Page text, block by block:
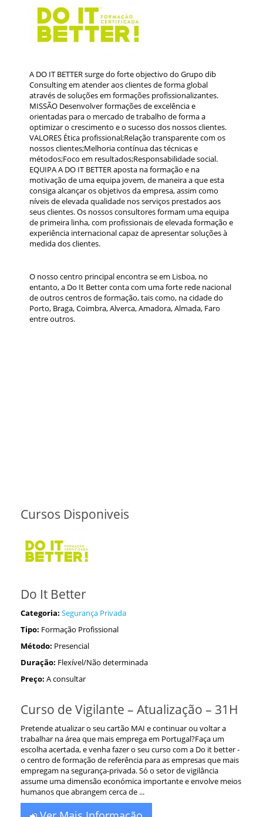
A DO IT BETTER surge do forte objectivo do Grupo dib
Consulting em atender aos clientes de forma global
através de soluções em formações profissionalizantes.
MISSÃO Desenvolver formações de excelência e
orientadas para o mercado de trabalho de forma a
optimizar o crescimento e o sucesso dos nossos clientes.
VALORES Ética profissional;Relação transparente com os
nossos clientes;Melhoria contínua das técnicas e
métodos;Foco em resultados;Responsabilidade social.
EQUIPA A DO IT BETTER aposta na formação e na
motivação de uma equipa jovem, de maneira a que esta
consiga alcançar os objetivos da empresa, assim como
níveis de elevada qualidade nos serviços prestados aos
seus clientes. Os nossos consultores formam uma equipa
de primeira linha, com profissionais de elevada formação e
experiência internacional capaz de apresentar soluções à
medida dos clientes.
O nosso centro principal encontra se em Lisboa, no
entanto, a Do It Better conta com uma forte rede nacional
de outros centros de formação, tais como, na cidade do
Porto, Braga, Coimbra, Alverca, Amadora, Almada, Faro
entre outros.
Cursos Disponiveis
Do It Better
Categoria: Segurança Privada
Tipo: Formação Profissional
Método: Presencial
Duração: Flexível/Não determinada
Preço: A consultar
Curso de Vigilante – Atualização – 31H
Pretende atualizar o seu cartão MAI e continuar ou voltar a
trabalhar na área que mais emprega em Portugal?Faça um
escolha acertada, e venha fazer o seu curso com a Do it better -
o centro de formação de referência para as empresas que mais
empregam na segurança-privada. Só o setor de vigilância
assume uma dimensão económica importante e envolve meios
humanos que abrangem cerca de ...